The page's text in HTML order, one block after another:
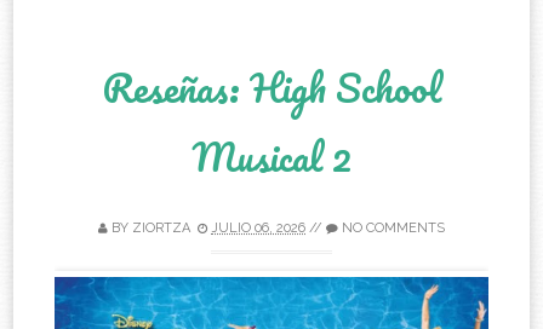
Reseñas: High School
Musical 2
BY ZIORTZA JULIO 06, 2026 // NO COMMENTS